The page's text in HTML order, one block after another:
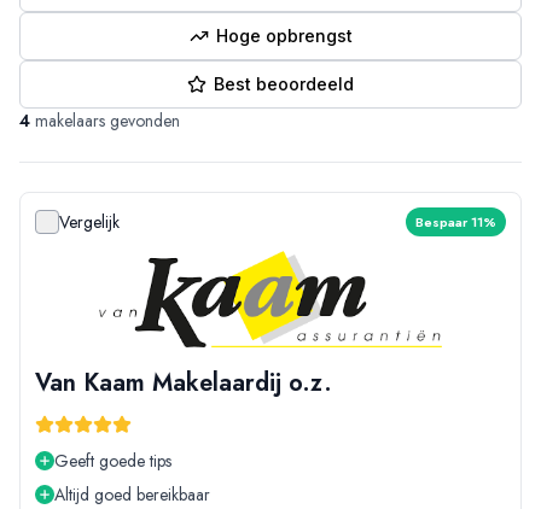
Hoge opbrengst
Best beoordeeld
4 makelaars gevonden
Vergelijk Bespaar 11%
Van Kaam Makelaardij o.z.
Geeft goede tips
Altijd goed bereikbaar